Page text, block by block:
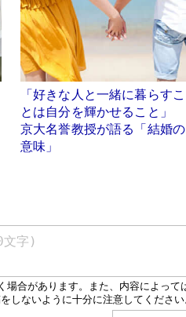
「好きな人と一緒に暮らすこ
とは自分を輝かせること」
京大名誉教授が語る「結婚の
意味」